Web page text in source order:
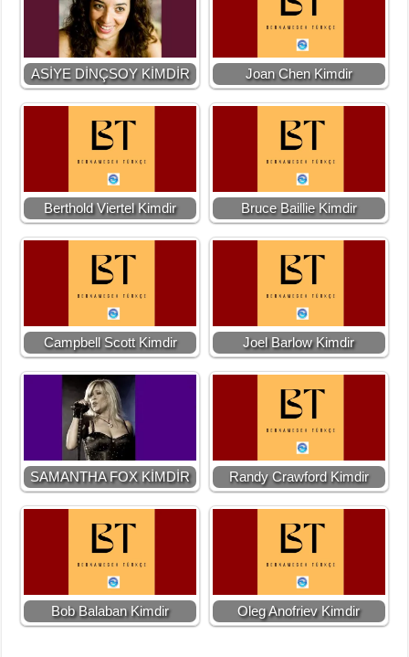
ASİYE DİNÇSOY KİMDİR Joan Chen Kimdir
Berthold Viertel Kimdir Bruce Baillie Kimdir
Campbell Scott Kimdir Joel Barlow Kimdir
SAMANTHA FOX KİMDİR Randy Crawford Kimdir
Bob Balaban Kimdir Oleg Anofriev Kimdir